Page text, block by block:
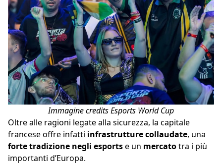
Immagine credits Esports World Cup
Oltre alle ragioni legate alla sicurezza, la capitale
francese offre infatti infrastrutture collaudate, una
forte tradizione negli esportse un mercatotra i più
importanti d’Europa.